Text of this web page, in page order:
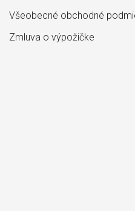
Všeobecné obchodné
Zmluva o výpožičke